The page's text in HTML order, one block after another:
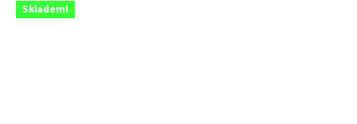
Skladem!